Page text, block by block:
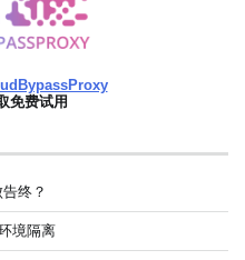
免费试用
终？
境隔离